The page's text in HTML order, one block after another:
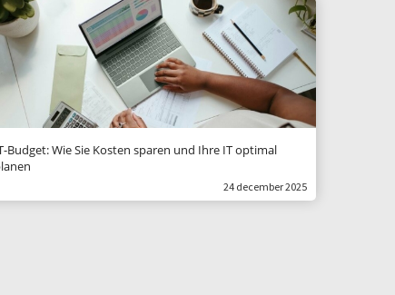
Budget: Wie Sie Kosten sparen und Ihre IT optimal
24 december 2025